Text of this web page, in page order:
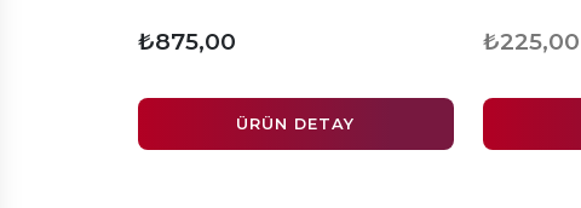
₺875,00
ÜRÜN DETAY
₺225,00